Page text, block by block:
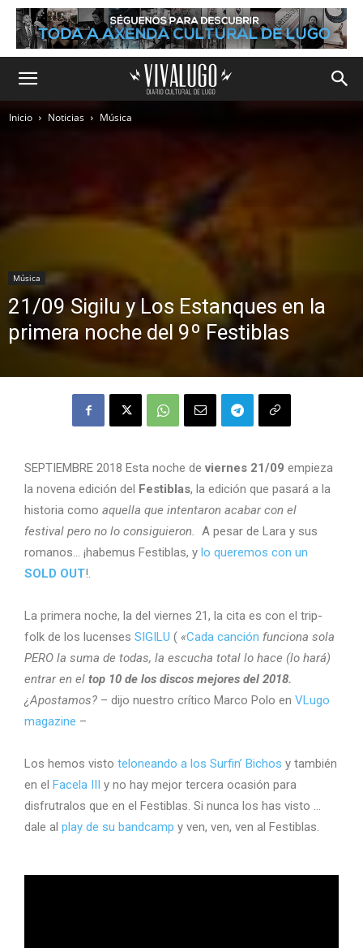
Inicio Noticias Música
Música
21/09 Sigilu y Los Estanques en la
primera noche del 9º Festiblas
SEPTIEMBRE 2018 Esta noche deviernes 21/09 empieza
la novena edición del Festiblas, la edición que pasará a la
historia como aquella que intentaron acabar con el
festival pero no lo consiguieron. A pesar de Lara y sus
romanos… ¡habemus Festiblas, y lo queremos con un
SOLD OUT!.
La primera noche, la del viernes 21, la cita es con el trip-
folk de los lucenses SIGILU ( «Cada canción funciona sola
PERO la suma de todas, la escucha total lo hace (lo hará)
entrar en el top 10 de los discos mejores del 2018.
¿Apostamos? – dijo nuestro crítico Marco Polo en VLugo
magazine –
Los hemos visto teloneando a los Surfin’ Bichos y también
en el Facela III y no hay mejor tercera ocasión para
disfrutralos que en el Festiblas. Si nunca los has visto …
dale al play de su bandcamp y ven, ven, ven al Festiblas.